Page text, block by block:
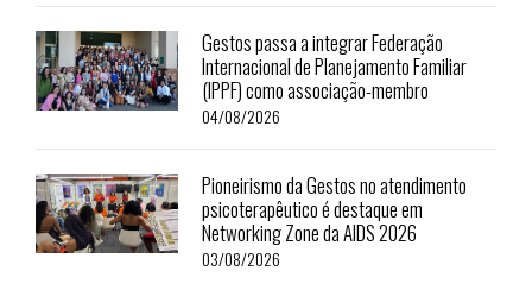
Gestos passa a integrar Federação
Internacional de Planejamento Familiar
(IPPF) como associação-membro
04/08/2026
Pioneirismo da Gestos no atendimento
psicoterapêutico é destaque em
Networking Zone da AIDS 2026
03/08/2026